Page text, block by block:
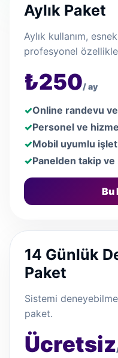
Aylık Paket
Aylık kullanım,
profesyonel
₺250/ ay
Online randevu ve
Personel ve
Mobil uyumlu
Panelden takip
Bu
14 Günlük
Paket
Sistemi
paket.
Ücretsiz